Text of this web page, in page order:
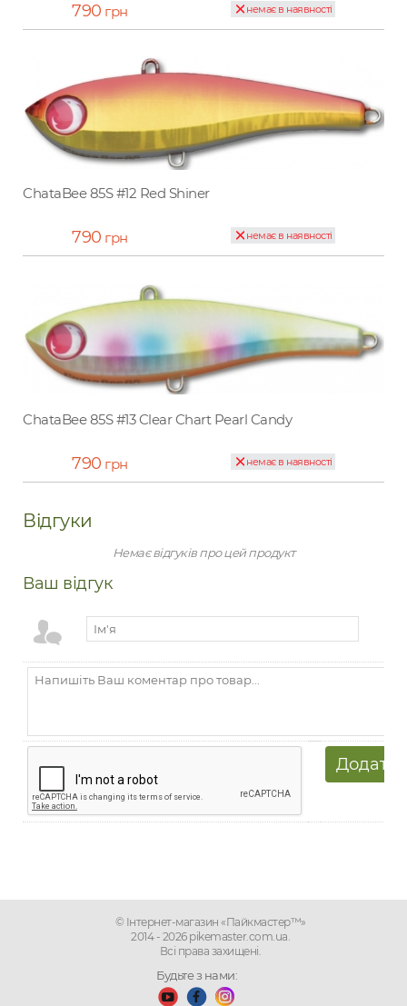
790 грн немає в наявності
ChataBee 85S #12 Red Shiner
790 грн немає в наявності
ChataBee 85S #13 Clear Chart Pearl Candy
790 грн немає в наявності
Відгуки
Немає відгуків про цей продукт
Ваш відгук
© Інтернет-магазин «Пайкмастер™»
2014 - 2026 pikemaster.com.ua.
Всі права захищені.
Будьте з нами: